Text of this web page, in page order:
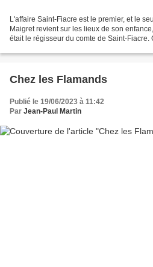
L'affaire Saint-Fiacre est le premier, et le
Maigret revient sur les lieux de son
était le régisseur du comte de Saint-Fiacre.
Chez les Flamands
Publié le 19/06/2023 à 11:42
Par Jean-Paul Martin